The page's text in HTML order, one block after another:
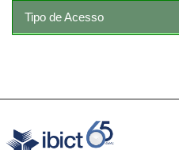
Tipo de Acesso